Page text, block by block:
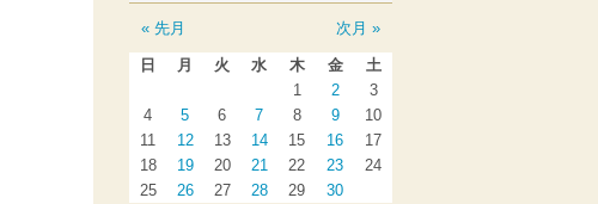
« 先月 次月 »
日 月 火 水 木 金
土
1
2
3
4
5 6 7 8 9
10
11
12 13 14 15 16
17
18
19 20 21 22 23
24
25
26 27 28 29 30